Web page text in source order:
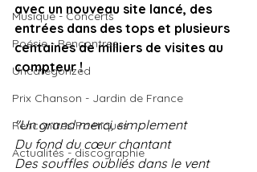
Musique - Concerts
Poésie - Rencontres
Uncategorized
Prix Chanson - Jardin de France
Rencontres Poétiques
Actualités - discographie
avec un nouveau site lancé, des
entrées dans des tops et plusieurs
centaines de milliers de visites au
compteur !
"Un grand merci, simplement
Du fond du cœur chantant
Des souffles oubliés dans le vent